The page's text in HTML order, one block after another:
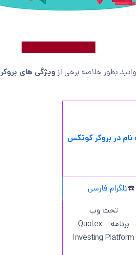
بطور خلاصه برخی از ویژگی های بروکر Quotex
نام در بروکر کوتکس
☎️تلگرام فارسی
تحت وب
برنامه Quotex –
Investing Platform